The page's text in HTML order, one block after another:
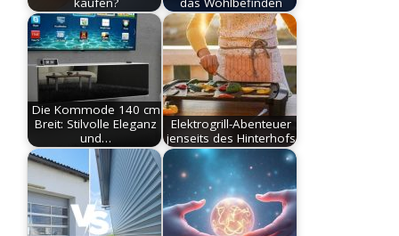
Die Kommode 140 cm
Breit: Stilvolle Eleganz
und…
Elektrogrill-Abenteuer
jenseits des Hinterhofs